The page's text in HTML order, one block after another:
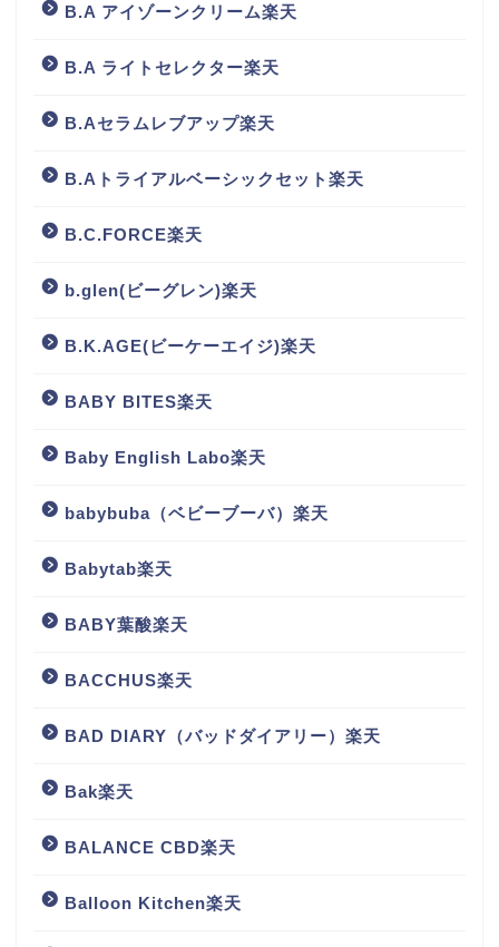
B.A アイゾーンクリーム楽天
B.A ライトセレクター楽天
B.Aセラムレブアップ楽天
B.Aトライアルベーシックセット楽天
B.C.FORCE楽天
b.glen(ビーグレン)楽天
B.K.AGE(ビーケーエイジ)楽天
BABY BITES楽天
Baby English Labo楽天
babybuba（ベビーブーバ）楽天
Babytab楽天
BABY葉酸楽天
BACCHUS楽天
BAD DIARY（バッドダイアリー）楽天
Bak楽天
BALANCE CBD楽天
Balloon Kitchen楽天